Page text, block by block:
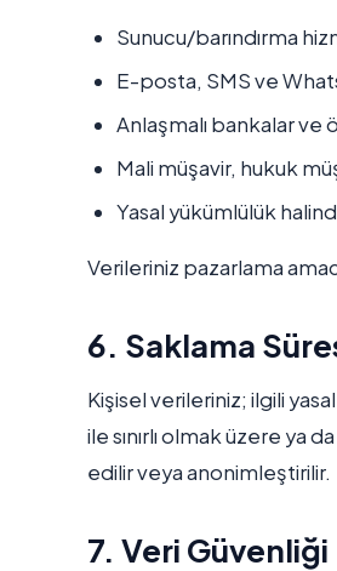
Sunucu/barındırma
E-posta, SMS ve
Anlaşmalı bankalar ve
Mali müşavir, hukuk
Yasal yükümlülük
Verileriniz pazarlama
6. Saklama
Kişisel verileriniz; ilgili
ile sınırlı olmak üzere ya
edilir veya anonimleştirilir.
7. Veri Güvenliği